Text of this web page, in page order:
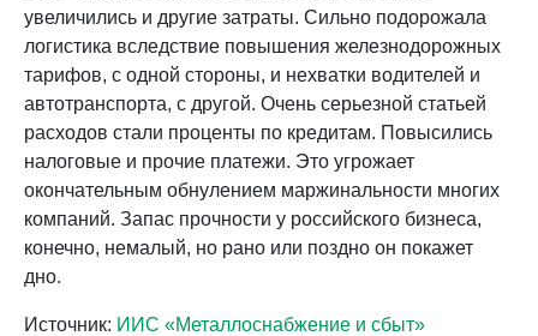
увеличились и другие затраты. Сильно подорожала
логистика вследствие повышения железнодорожных
тарифов, с одной стороны, и нехватки водителей и
автотранспорта, с другой. Очень серьезной статьей
расходов стали проценты по кредитам. Повысились
налоговые и прочие платежи. Это угрожает
окончательным обнулением маржинальности многих
компаний. Запас прочности у российского бизнеса,
конечно, немалый, но рано или поздно он покажет
дно.
Источник: ИИС «Металлоснабжение и сбыт»